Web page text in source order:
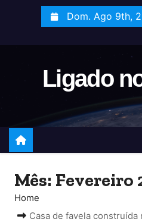
Dom. Ago 9th,
Ligado
Mês: Fevereiro
Home
Casa de favela